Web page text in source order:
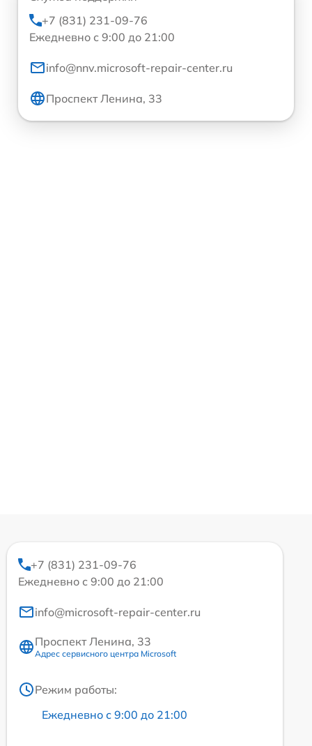
+7 (831) 231-09-76
Ежедневно с 9:00 до 21:00
info@nnv.microsoft-repair-center.ru
Проспект Ленина, 33
+7 (831) 231-09-76
Ежедневно с 9:00 до 21:00
info@microsoft-repair-center.ru
Проспект Ленина, 33
Адрес сервисного центра Microsoft
Режим работы:
Ежедневно с 9:00 до 21:00